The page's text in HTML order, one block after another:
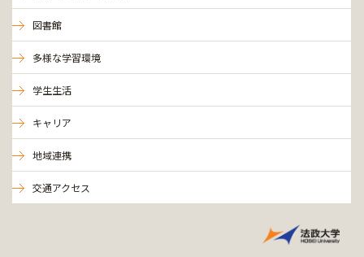
図書館
多様な学習環境
学生生活
キャリア
地域連携
交通アクセス